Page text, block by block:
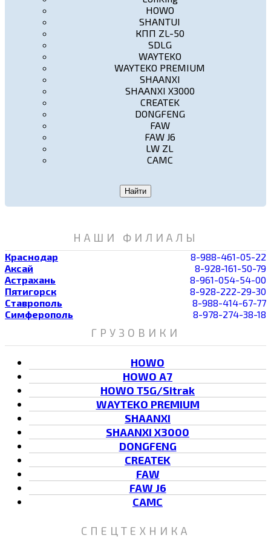
HOWO
SHANTUI
КПП ZL-50
SDLG
WAYTEKO
WAYTEKO PREMIUM
SHAANXI
SHAANXI X3000
CREATEK
DONGFENG
FAW
FAW J6
LW ZL
CAMC
Найти
НАШИ ФИЛИАЛЫ
Краснодар
8-988-461-05-22
Аксай
8-928-161-50-79
Астрахань
8-961-054-54-00
Пятигорск
8-928-222-29-30
Ставрополь
8-988-414-67-77
Симферополь
8-978-274-38-18
ГРУЗОВИКИ
HOWO
HOWO A7
HOWO T5G/Sitrak
WAYTEKO PREMIUM
SHAANXI
SHAANXI X3000
DONGFENG
CREATEK
FAW
FAW J6
CAMC
СПЕЦТЕХНИКА